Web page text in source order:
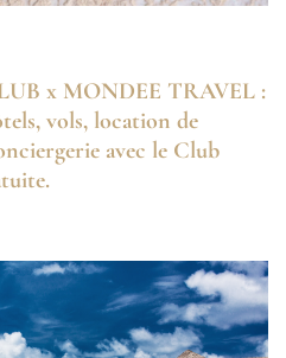
x MONDEE TRAVEL :
vols, location de
avec le Club